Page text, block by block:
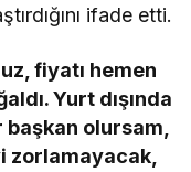
ifade etti.
fiyatı hemen
Yurt dışında
başkan olursam,
zorlamayacak,